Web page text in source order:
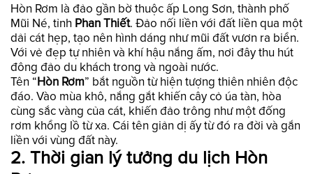
Hòn Rơm là đảo gần bờ thuộc ấp Long Sơn, thành phố
Mũi Né, tỉnh Phan Thiết. Đảo nối liền với đất liền qua một
dải cát hẹp, tạo nên hình dáng như mũi đất vươn ra biển.
Với vẻ đẹp tự nhiên và khí hậu nắng ấm, nơi đây thu hút
đông đảo du khách trong và ngoài nước.
Tên “Hòn Rơm” bắt nguồn từ hiện tượng thiên nhiên độc
đáo. Vào mùa khô, nắng gắt khiến cây cỏ úa tàn, hòa
cùng sắc vàng của cát, khiến đảo trông như một đống
rơm khổng lồ từ xa. Cái tên giản dị ấy từ đó ra đời và gắn
liền với vùng đất này.
2. Thời gian lý tưởng du lịch Hòn